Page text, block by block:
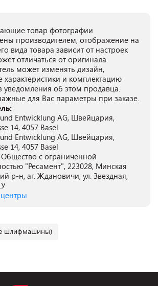
товар фотографии
производителем, отображение на
вида товара зависит от настроек
отличаться от оригинала.
может изменять дизайн,
характеристики и комплектацию
уведомления об этом продавца.
для Вас параметры при заказе.
und Entwicklung AG, Швейцария,
14, 4057 Basel
und Entwicklung AG, Швейцария,
14, 4057 Basel
Общество с ограниченной
"Ресамент", 223028, Минская
р-н, аг. Ждановичи, ул. Звездная,
шлифмашины)